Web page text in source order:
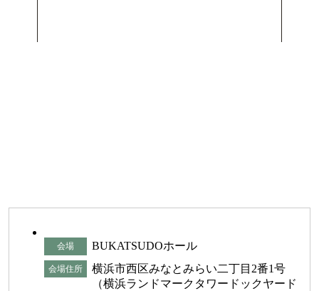
会場 BUKATSUDOホール
会場住所
横浜市西区みなとみらい二丁目2番1号
（横浜ランドマークタワードックヤード